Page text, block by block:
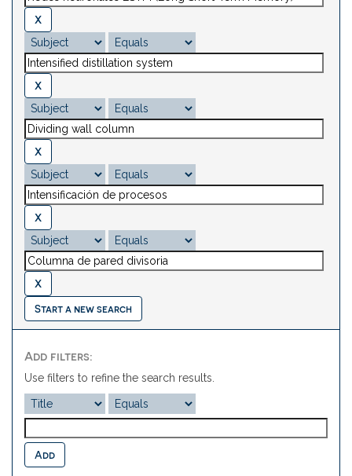
Start a new search
Add filters:
Use filters to refine the search results.